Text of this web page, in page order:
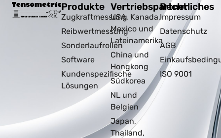
Produkte
Zugkraftmessung
Reibwertmessung
Sonderlaufrollen
Software
Kundenspezifische
Lösungen
Vertriebspartner
USA, Kanada,
Mexico und
Lateinamerika
China und
Hongkong
Südkorea
NL und
Belgien
Japan,
Thailand,
Rechtliches
Impressum
Datenschutz
AGB
ISO 9001